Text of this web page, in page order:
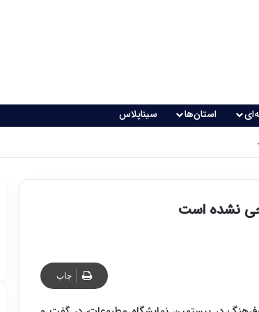
استان‌ها سیناپلاس
چگونه کار می کنند؟
نشده است
چاپ